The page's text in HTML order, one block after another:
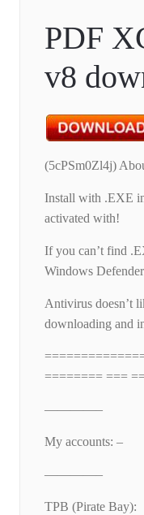
PDF
v8
(5cPSm0Zl4j)
Install with .EXE
activated with!
If you can’t find
Windows
Antivirus doesn’t
downloading and
======== ===
————–
My accounts: –
————–
TPB (Pirate Bay):